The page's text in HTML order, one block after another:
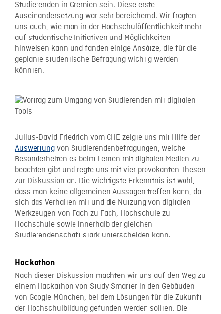
Studierenden in Gremien sein. Diese erste
Auseinandersetzung war sehr bereichernd. Wir fragten
uns auch, wie man in der Hochschulöffentlichkeit mehr
auf studentische Initiativen und Möglichkeiten
hinweisen kann und fanden einige Ansätze, die für die
geplante studentische Befragung wichtig werden
könnten.
Julius-David Friedrich vom CHE zeigte uns mit Hilfe der
Auswertung von Studierendenbefragungen, welche
Besonderheiten es beim Lernen mit digitalen Medien zu
beachten gibt und regte uns mit vier provokanten Thesen
zur Diskussion an. Die wichtigste Erkenntnis ist wohl,
dass man keine allgemeinen Aussagen treffen kann, da
sich das Verhalten mit und die Nutzung von digitalen
Werkzeugen von Fach zu Fach, Hochschule zu
Hochschule sowie innerhalb der gleichen
Studierendenschaft stark unterscheiden kann.
Hackathon
Nach dieser Diskussion machten wir uns auf den Weg zu
einem Hackathon von Study Smarter in den Gebäuden
von Google München, bei dem Lösungen für die Zukunft
der Hochschulbildung gefunden werden sollten. Die